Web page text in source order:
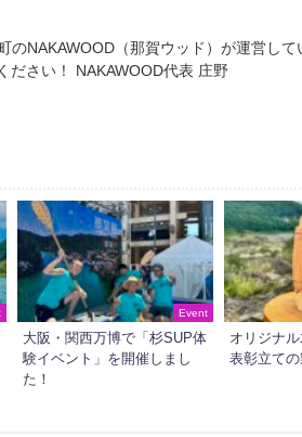
のNAKAWOOD（那賀ウッド）が運営して
ださい！ NAKAWOOD代表 庄野
Event
大阪・関西万博で「杉SUP体
験イベント」を開催しまし
た！
オリジナル
表彰立て